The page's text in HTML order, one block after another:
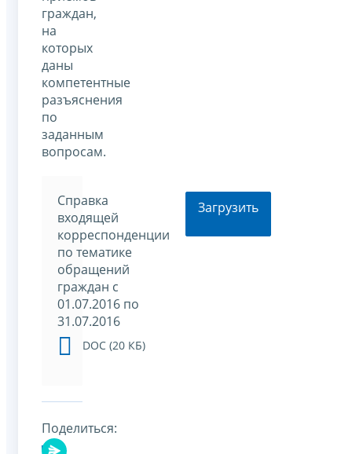
граждан,
на
которых
даны
компетентные
разъяснения
по
заданным
вопросам.
Справка
входящей
корреспонденции
по тематике
обращений
граждан c
01.07.2016 по
31.07.2016
DOC (20 КБ)
Загрузить
Поделиться: